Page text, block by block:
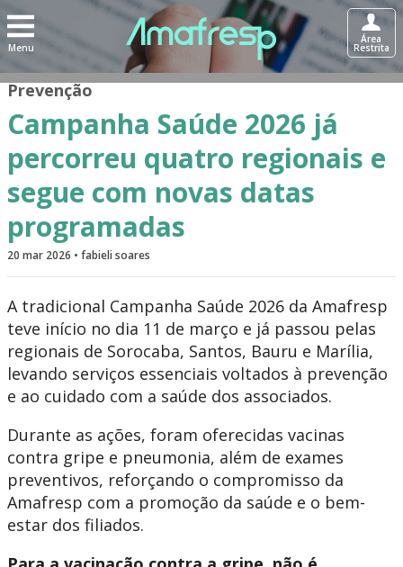
Menu
Área
Restrita
Prevenção
Campanha Saúde 2026 já
percorreu quatro regionais e
segue com novas datas
programadas
20 mar 2026 • fabieli soares
A tradicional Campanha Saúde 2026 da Amafresp
teve início no dia 11 de março e já passou pelas
regionais de Sorocaba, Santos, Bauru e Marília,
levando serviços essenciais voltados à prevenção
e ao cuidado com a saúde dos associados.
Durante as ações, foram oferecidas vacinas
contra gripe e pneumonia, além de exames
preventivos, reforçando o compromisso da
Amafresp com a promoção da saúde e o bem-
estar dos filiados.